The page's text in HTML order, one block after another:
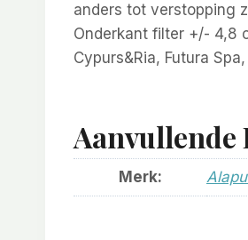
anders tot verstopping
Onderkant filter +/- 4,8
Cypurs&Ria, Futura
Merk: